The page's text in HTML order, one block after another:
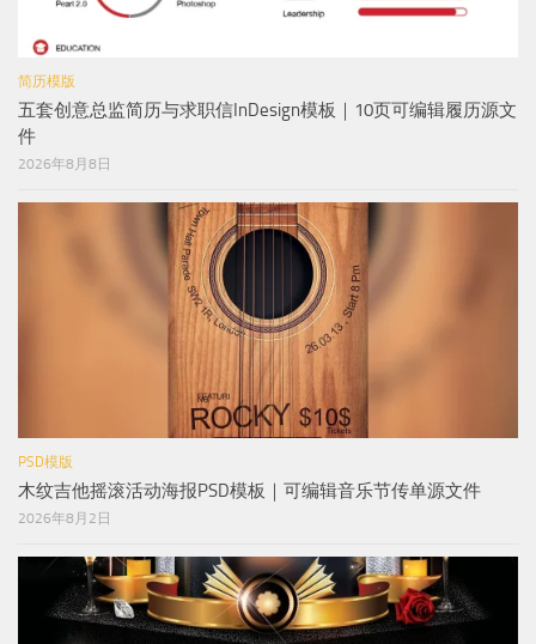
简历模版
五套创意总监简历与求职信InDesign模板｜10页可编辑履历源文
件
2026年8月8日
PSD模版
木纹吉他摇滚活动海报PSD模板｜可编辑音乐节传单源文件
2026年8月2日